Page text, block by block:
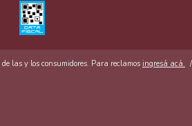
las y los consumidores. Para reclamos ingresá acá. /